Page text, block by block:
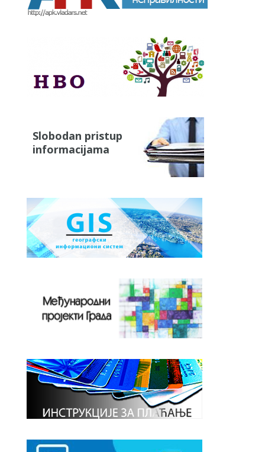
Slobodan pristup
informacijama